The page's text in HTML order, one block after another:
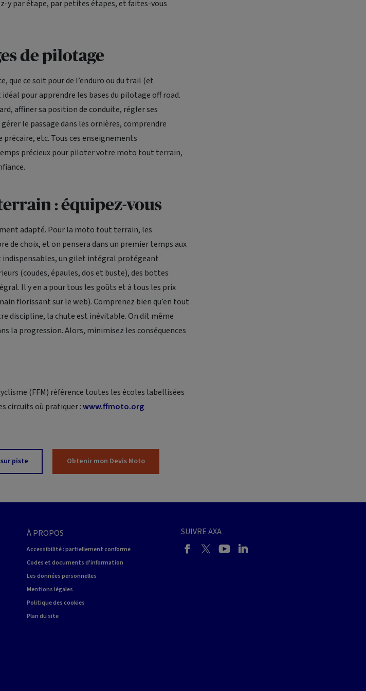
y par étape, par petites étapes, et faites-vous
de pilotage
que ce soit pour de l’enduro ou du trail (et
pour apprendre les bases du pilotage off road.
affiner sa position de conduite, régler ses
le passage dans les ornières, comprendre
précaire, etc. Tous ces enseignements
précieux pour piloter votre moto tout terrain,
: équipez-vous
adapté. Pour la moto tout terrain, les
de choix, et on pensera dans un premier temps aux
un gilet intégral protégeant
(coudes, épaules, dos et buste), des bottes
Il y en a pour tous les goûts et à tous les prix
florissant sur le web). Comprenez bien qu’en tout
discipline, la chute est inévitable. On dit même
la progression. Alors, minimisez les conséquences
(FFM) référence toutes les écoles labellisées
circuits où pratiquer :www.ffmoto.org
piste Obtenir mon Devis Moto
À PROPOS
Accessibilité : partiellement conforme
Codes et documents d'information
Les données personnelles
Mentions légales
Politique des cookies
Plan du site
SUIVRE AXA